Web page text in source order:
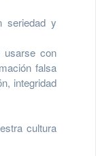
seriedad y
usarse con
falsa
integridad
cultura